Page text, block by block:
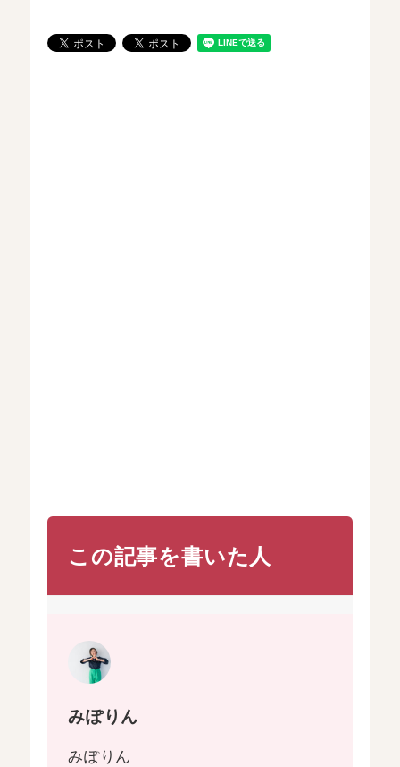
この記事を書いた人
みぽりん
みぽりん